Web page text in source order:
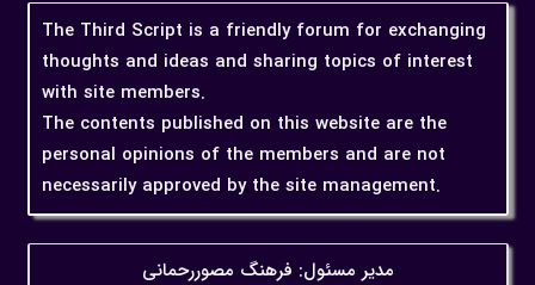
The Third Script is a friendly forum for exchanging
thoughts and ideas and sharing topics of interest
with site members.
The contents published on this website are the
personal opinions of the members and are not
necessarily approved by the site management.
مدیر مسئول: فرهنگ مصوررحمانی